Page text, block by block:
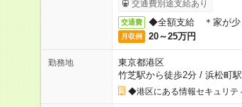
交通費別途支給あり
交通費 ◆全額支給 ＊家が少
月収例 20～25万円
勤務地
東京都港区
竹芝駅から徒歩2分/ 浜松町
◆港区にある情報セキュリ